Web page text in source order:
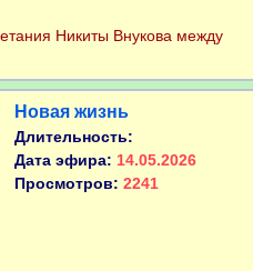
Никиты Внукова между
Новая жизнь
Длительность:
Дата эфира: 14.05.2026
Просмотров: 2241